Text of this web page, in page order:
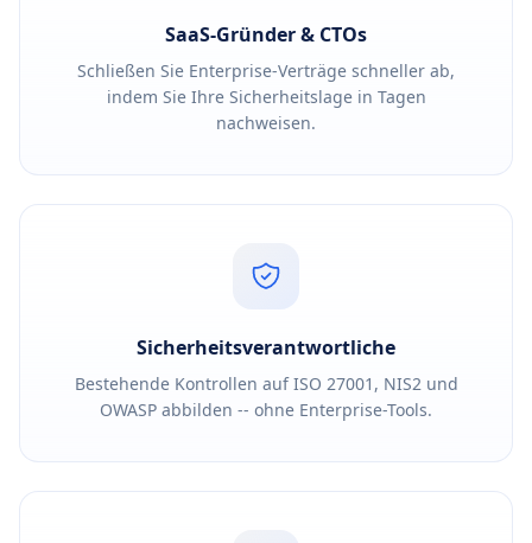
SaaS-Gründer & CTOs
Schließen Sie Enterprise-Verträge schneller ab,
indem Sie Ihre Sicherheitslage in Tagen
nachweisen.
Sicherheitsverantwortliche
Bestehende Kontrollen auf ISO 27001, NIS2 und
OWASP abbilden -- ohne Enterprise-Tools.